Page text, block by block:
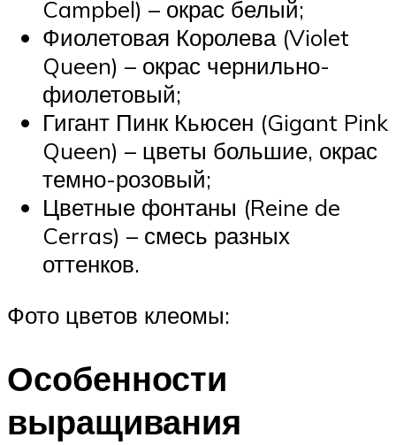
Campbel) – окрас белый;
Фиолетовая Королева (Violet
Queen) – окрас чернильно-
фиолетовый;
Гигант Пинк Кьюсен (Gigant Pink
Queen) – цветы большие, окрас
темно-розовый;
Цветные фонтаны (Reine de
Cerras) – смесь разных
оттенков.
Фото цветов клеомы:
Особенности
выращивания